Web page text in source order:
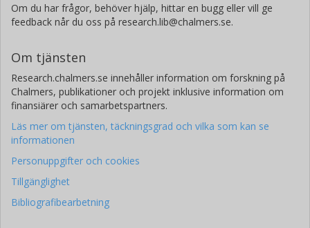
Om du har frågor, behöver hjälp, hittar en bugg eller vill ge
feedback når du oss på research.lib@chalmers.se.
Om tjänsten
Research.chalmers.se innehåller information om forskning på
Chalmers, publikationer och projekt inklusive information om
finansiärer och samarbetspartners.
Läs mer om tjänsten, täckningsgrad och vilka som kan se
informationen
Personuppgifter och cookies
Tillgänglighet
Bibliografibearbetning